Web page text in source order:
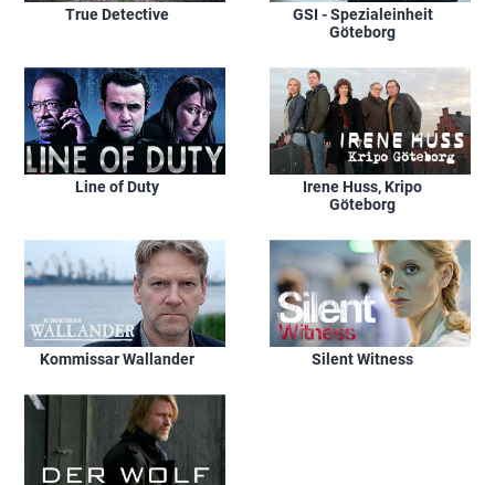
True Detective
GSI - Spezialeinheit
Göteborg
Line of Duty
Irene Huss, Kripo
Göteborg
Kommissar Wallander Silent Witness